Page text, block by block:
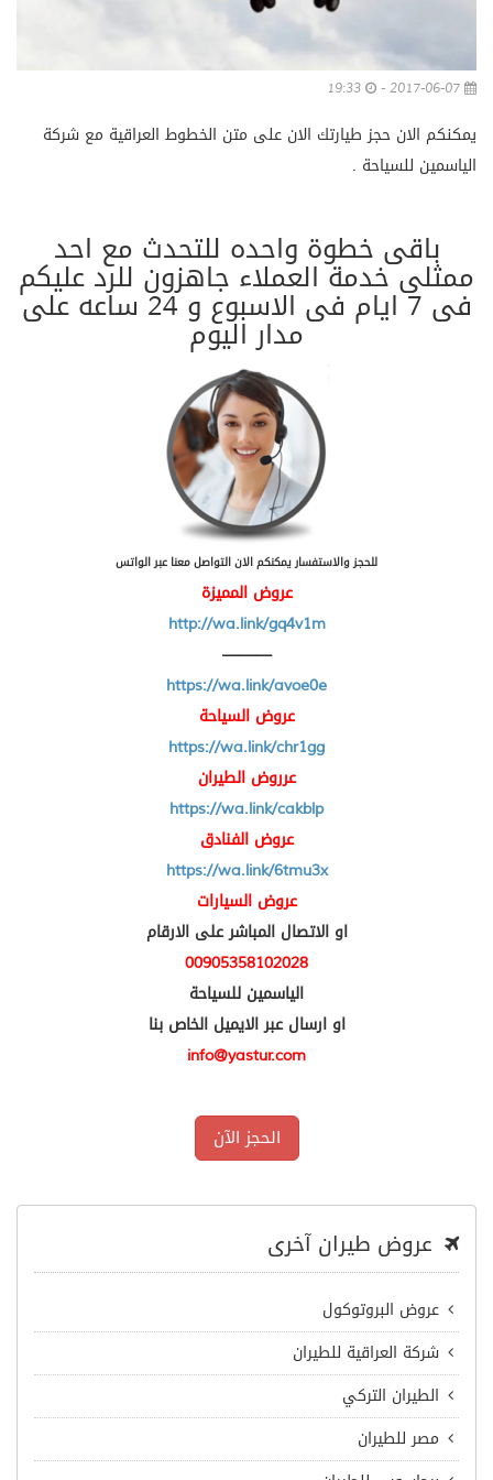
يمكنكم الان حجز طيارتك الان على متن الخطوط العراقية مع شركة
الياسمين للسياحة .
باقى خطوة واحده للتحدث مع احد
ممثلى خدمة العملاء جاهزون للرد عليكم
فى 7 ايام فى الاسبوع و 24 ساعه على
مدار اليوم
للحجز والاستفسار يمكنكم الان التواصل معنا عبر الواتس
عروض المميزة
http://wa.link/gq4v1m
———
https://wa.link/avoe0e
عروض السياحة
https://wa.link/chr1gg
عرروض الطيران
https://wa.link/cakblp
عروض الفنادق
https://wa.link/6tmu3x
عروض السيارات
او الاتصال المباشر على الارقام
00905358102028
الياسمين للسياحة
او ارسال عبر الايميل الخاص بنا
info@yastur.com
الحجز الآن
عروض طيران آخرى
عروض البروتوكول
شركة العراقية للطيران
الطيران التركي
مصر للطيران